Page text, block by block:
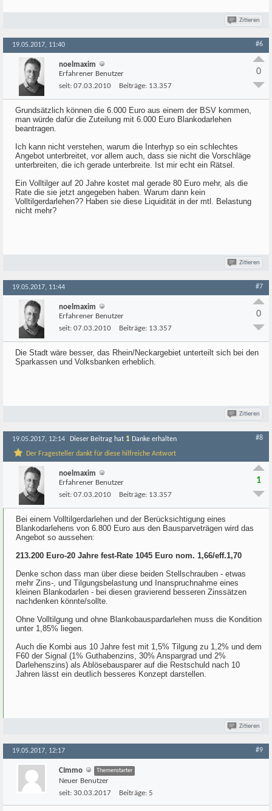
Zitieren
19.05.2017, 11:40 #6
noelmaxim
Erfahrener Benutzer
seit: 07.03.2010 Beiträge: 13.357
0
Grundsätzlich können die 6.000 Euro aus einem der BSV kommen,
man würde dafür die Zuteilung mit 6.000 Euro Blankodarlehen
beantragen.
Ich kann nicht verstehen, warum die Interhyp so ein schlechtes
Angebot unterbreitet, vor allem auch, dass sie nicht die Vorschläge
unterbreiten, die ich gerade unterbreite. Ist mir echt ein Rätsel.
Ein Volltilger auf 20 Jahre kostet mal gerade 80 Euro mehr, als die
Rate die sie jetzt angegeben haben. Warum dann kein
Volltilgerdarlehen?? Haben sie diese Liquidität in der mtl. Belastung
nicht mehr?
Zitieren
19.05.2017, 11:44 #7
noelmaxim
Erfahrener Benutzer
seit: 07.03.2010 Beiträge: 13.357
0
Die Stadt wäre besser, das Rhein/Neckargebiet unterteilt sich bei den
Sparkassen und Volksbanken erheblich.
Zitieren
19.05.2017, 12:14 Dieser Beitrag hat 1 Danke erhalten
Der Fragesteller dankt für diese hilfreiche Antwort
#8
noelmaxim
Erfahrener Benutzer
seit: 07.03.2010 Beiträge: 13.357
1
Bei einem Volltilgerdarlehen und der Berücksichtigung eines
Blankodarlehens von 6.800 Euro aus den Bausparveträgen wird das
Angebot so aussehen:
213.200 Euro-20 Jahre fest-Rate 1045 Euro nom. 1,66/eff.1,70
Denke schon dass man über diese beiden Stellschrauben - etwas
mehr Zins-, und Tilgungsbelastung und Inanspruchnahme eines
kleinen Blankodarlen - bei diesen gravierend besseren Zinssätzen
nachdenken könnte/sollte.
Ohne Volltilgung und ohne Blankobauspardarlehen muss die Kondition
unter 1,85% liegen.
Auch die Kombi aus 10 Jahre fest mit 1,5% Tilgung zu 1,2% und dem
F60 der Signal (1% Guthabenzins, 30% Anspargrad und 2%
Darlehenszins) als Ablösebausparer auf die Restschuld nach 10
Jahren lässt ein deutlich besseres Konzept darstellen.
Zitieren
19.05.2017, 12:17 #9
CImmo Themenstarter
Neuer Benutzer
seit: 30.03.2017 Beiträge: 5